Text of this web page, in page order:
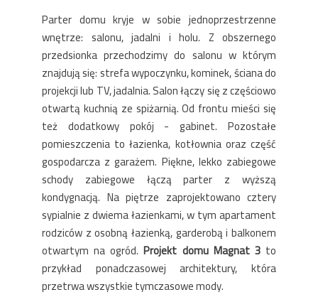
Parter domu kryje w sobie jednoprzestrzenne
wnętrze: salonu, jadalni i holu. Z obszernego
przedsionka przechodzimy do salonu w którym
znajdują się: strefa wypoczynku, kominek, ściana do
projekcji lub TV, jadalnia. Salon łączy się z częściowo
otwartą kuchnią ze spiżarnią. Od frontu mieści się
też dodatkowy pokój - gabinet. Pozostałe
pomieszczenia to łazienka, kotłownia oraz część
gospodarcza z garażem. Piękne, lekko zabiegowe
schody zabiegowe łączą parter z wyższą
kondygnacją. Na piętrze zaprojektowano cztery
sypialnie z dwiema łazienkami, w tym apartament
rodziców z osobną łazienką, garderobą i balkonem
otwartym na ogród.Projekt domu Magnat 3to
przykład ponadczasowej architektury, która
przetrwa wszystkie tymczasowe mody.